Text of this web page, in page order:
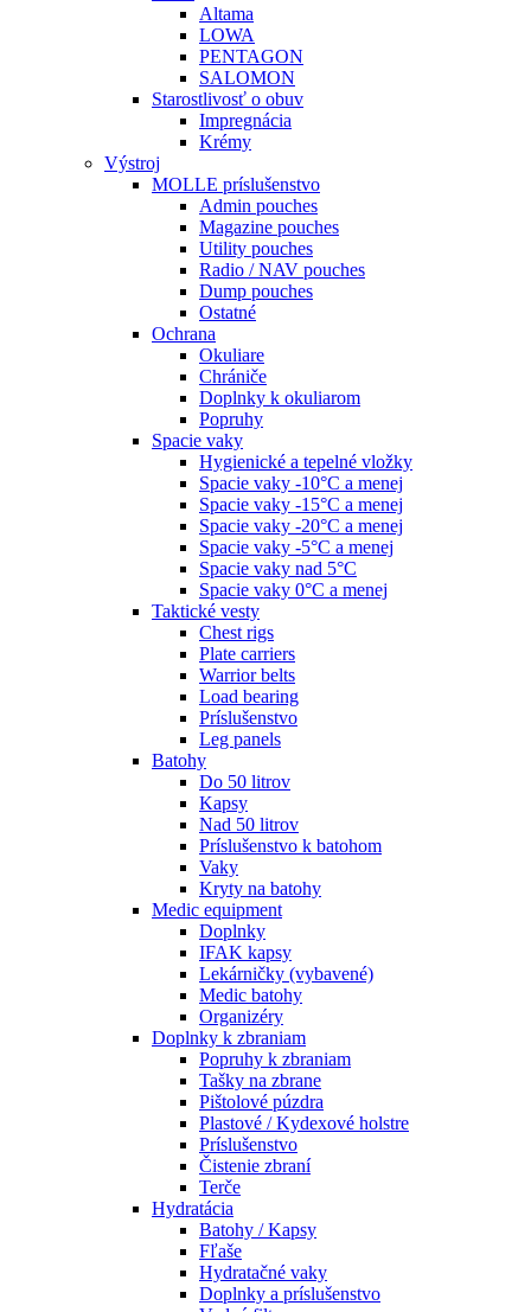
Altama
LOWA
PENTAGON
SALOMON
Starostlivosť o obuv
Impregnácia
Krémy
Výstroj
MOLLE príslušenstvo
Admin pouches
Magazine pouches
Utility pouches
Radio / NAV pouches
Dump pouches
Ostatné
Ochrana
Okuliare
Chrániče
Doplnky k okuliarom
Popruhy
Spacie vaky
Hygienické a tepelné vložky
Spacie vaky -10°C a menej
Spacie vaky -15°C a menej
Spacie vaky -20°C a menej
Spacie vaky -5°C a menej
Spacie vaky nad 5°C
Spacie vaky 0°C a menej
Taktické vesty
Chest rigs
Plate carriers
Warrior belts
Load bearing
Príslušenstvo
Leg panels
Batohy
Do 50 litrov
Kapsy
Nad 50 litrov
Príslušenstvo k batohom
Vaky
Kryty na batohy
Medic equipment
Doplnky
IFAK kapsy
Lekárničky (vybavené)
Medic batohy
Organizéry
Doplnky k zbraniam
Popruhy k zbraniam
Tašky na zbrane
Pištolové púzdra
Plastové / Kydexové holstre
Príslušenstvo
Čistenie zbraní
Terče
Hydratácia
Batohy / Kapsy
Fľaše
Hydratačné vaky
Doplnky a príslušenstvo